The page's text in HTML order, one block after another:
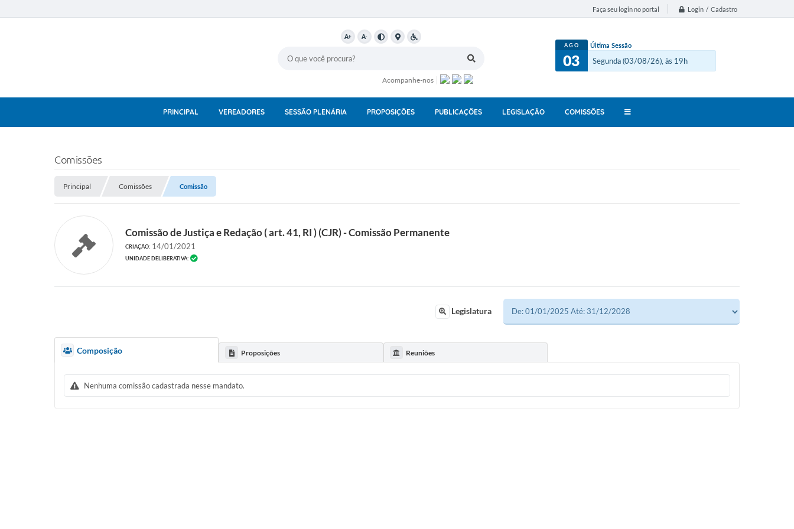
Faça seu login no portal Login / Cadastro
A+ A-
Acompanhe-nos
AGO
03
Última Sessão
Segunda (03/08/26), às 19h
PRINCIPAL VEREADORES SESSÃO PLENÁRIA PROPOSIÇÕES PUBLICAÇÕES LEGISLAÇÃO COMISSÕES
Comissões
Principal Comissões Comissão
Comissão de Justiça e Redação ( art. 41, RI ) (CJR) - Comissão Permanente
CRIAÇÃO: 14/01/2021
UNIDADE DELIBERATIVA:
Legislatura
Composição Proposições Reuniões
Nenhuma comissão cadastrada nesse mandato.